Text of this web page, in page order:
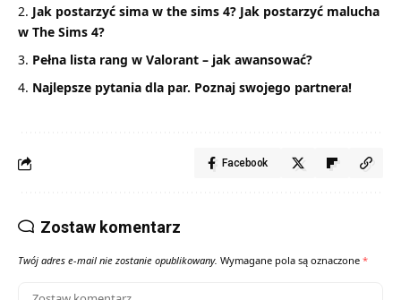
Jak postarzyć sima w the sims 4? Jak postarzyć malucha
w The Sims 4?
Pełna lista rang w Valorant – jak awansować?
Najlepsze pytania dla par. Poznaj swojego partnera!
Facebook
Zostaw komentarz
Twój adres e-mail nie zostanie opublikowany. Wymagane pola są oznaczone *